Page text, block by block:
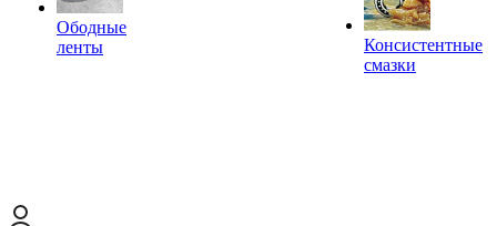
Ободные
ленты
Консистентные
смазки